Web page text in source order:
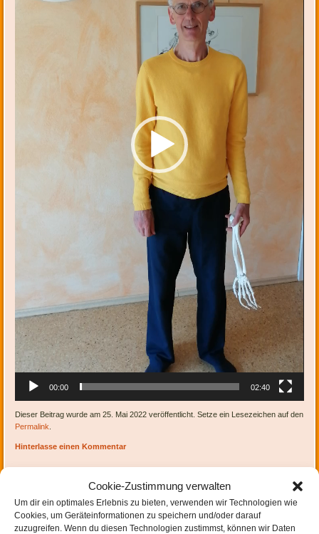
Cookie-Zustimmung verwalten
Um dir ein optimales Erlebnis zu bieten, verwenden wir Technologien wie
Cookies, um Geräteinformationen zu speichern und/oder darauf
zuzugreifen. Wenn du diesen Technologien zustimmst, können wir Daten
00:00 02:40
Dieser Beitrag wurde am 25. Mai 2022 veröffentlicht. Setze ein Lesezeichen auf den
Permalink
Hinterlasse einen Kommentar